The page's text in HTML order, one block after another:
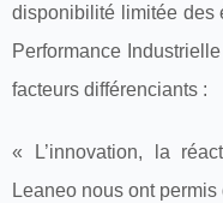
disponibilité limitée des
Performance
facteurs différenciants :
« L’innovation, la
Leaneo nous ont